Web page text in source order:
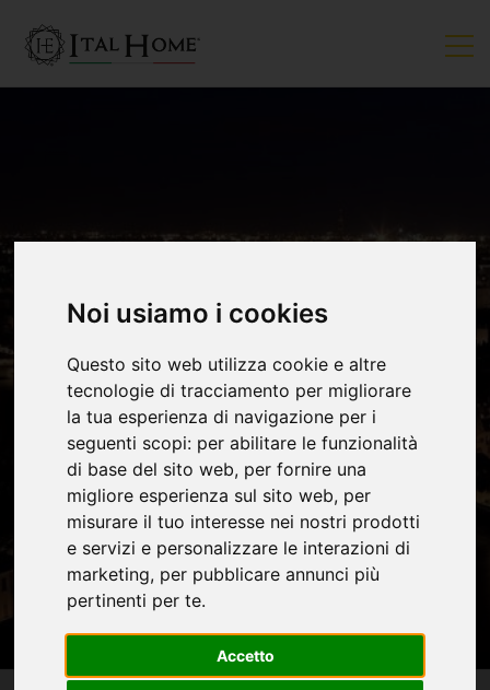
Noi usiamo i cookies
Questo sito web utilizza cookie e altre
tecnologie di tracciamento per migliorare
la tua esperienza di navigazione per i
seguenti scopi: per abilitare le funzionalità
di base del sito web, per fornire una
migliore esperienza sul sito web, per
misurare il tuo interesse nei nostri prodotti
e servizi e personalizzare le interazioni di
marketing, per pubblicare annunci più
pertinenti per te.
Accetto
VENDUTO